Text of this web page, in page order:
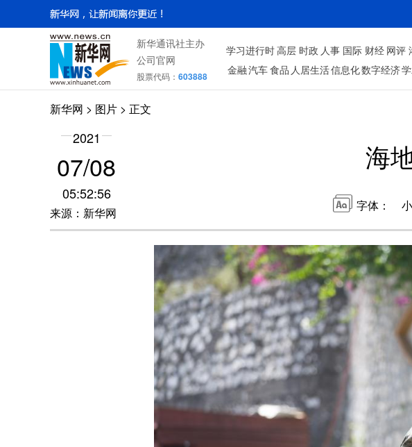
新华通讯社主办
公司官网
股票代码： 603888
学习进行时高层 时政 人事 国际 财经 网评
金融汽车食品 人居生活信息化数字经济
新华网 > 图片 > 正文
2021
07/08
05:52:56
来源：新华网
海
字体： 小